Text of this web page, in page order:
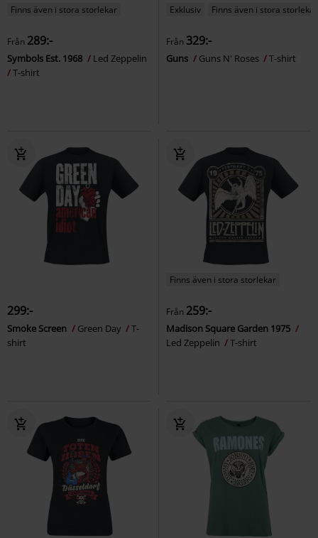
Finns även i stora storlekar
Från 289:-
Symbols Est. 1968
Led Zeppelin
T-shirt
Exklusiv Finns även i stora storlekar
Från 329:-
Guns Guns N' Roses T-shirt
299:-
Smoke Screen Green Day
T-
shirt
Finns även i stora storlekar
Från 259:-
Madison Square Garden 1975
Led Zeppelin
T-shirt